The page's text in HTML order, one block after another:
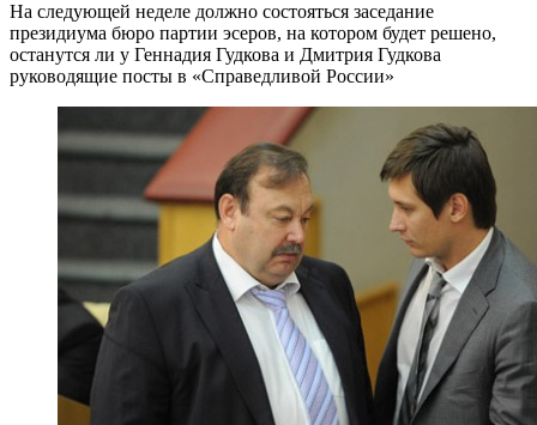
На следующей неделе должно состояться заседание
президиума бюро партии эсеров, на котором будет решено,
останутся ли у Геннадия Гудкова и Дмитрия Гудкова
руководящие посты в «Справедливой России»